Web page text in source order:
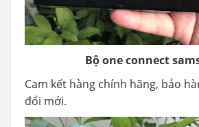
Bộ one connect
Cam kết hàng chính hãng, bảo
đổi mới.